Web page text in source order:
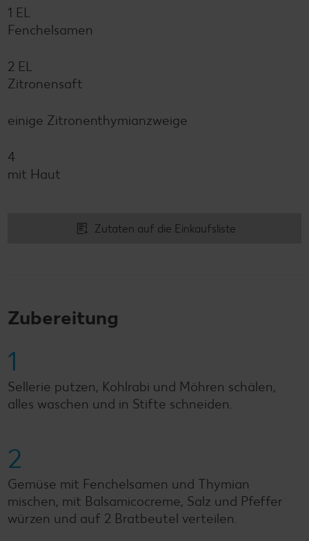
1 EL
Fenchelsamen
2 EL
Zitronensaft
einige Zitronenthymianzweige
4
mit Haut
Zutaten auf die Einkaufsliste
Zubereitung
1
Sellerie putzen, Kohlrabi und Möhren schälen,
alles waschen und in Stifte schneiden.
2
Gemüse mit Fenchelsamen und Thymian
mischen, mit Balsamicocreme, Salz und Pfeffer
würzen und auf 2 Bratbeutel verteilen.